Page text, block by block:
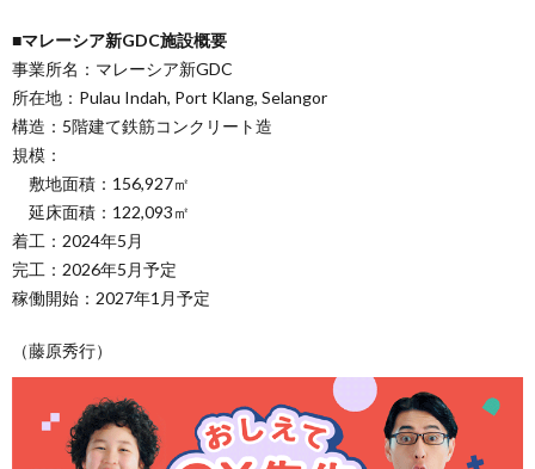
■マレーシア新GDC施設概要
事業所名：マレーシア新GDC
所在地：Pulau Indah, Port Klang, Selangor
構造：5階建て鉄筋コンクリート造
規模：
敷地面積：156,927㎡
延床面積：122,093㎡
着工：2024年5月
完工：2026年5月予定
稼働開始：2027年1月予定
（藤原秀行）